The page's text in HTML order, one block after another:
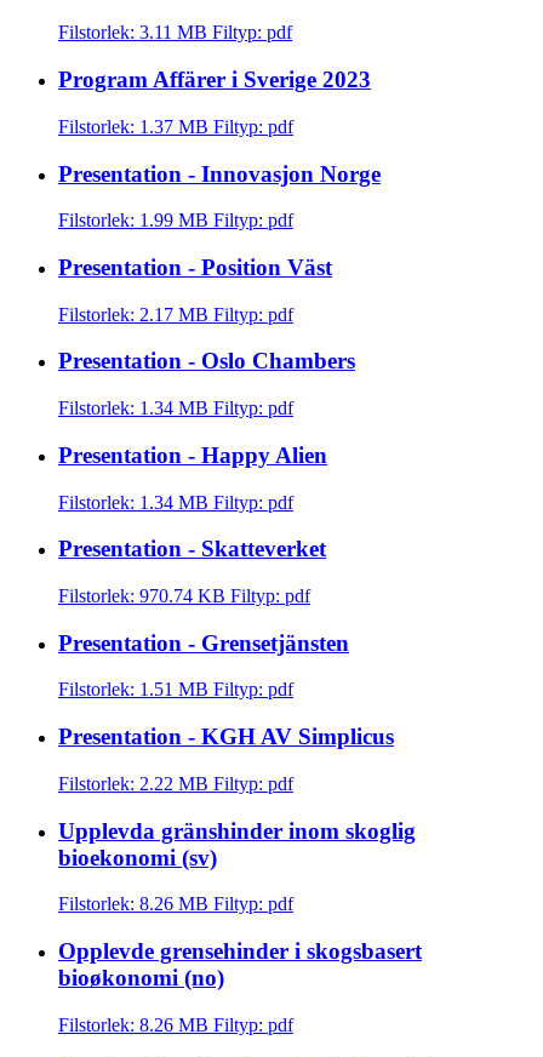
Filstorlek: 3.11 MB Filtyp: pdf
Program Affärer i Sverige 2023
Filstorlek: 1.37 MB Filtyp: pdf
Presentation - Innovasjon Norge
Filstorlek: 1.99 MB Filtyp: pdf
Presentation - Position Väst
Filstorlek: 2.17 MB Filtyp: pdf
Presentation - Oslo Chambers
Filstorlek: 1.34 MB Filtyp: pdf
Presentation - Happy Alien
Filstorlek: 1.34 MB Filtyp: pdf
Presentation - Skatteverket
Filstorlek: 970.74 KB Filtyp: pdf
Presentation - Grensetjänsten
Filstorlek: 1.51 MB Filtyp: pdf
Presentation - KGH AV Simplicus
Filstorlek: 2.22 MB Filtyp: pdf
Upplevda gränshinder inom skoglig
bioekonomi (sv)
Filstorlek: 8.26 MB Filtyp: pdf
Opplevde grensehinder i skogsbasert
bioøkonomi (no)
Filstorlek: 8.26 MB Filtyp: pdf